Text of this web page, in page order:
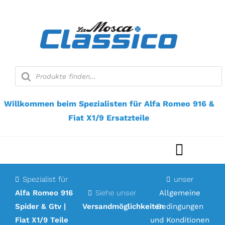
Suche
nach
Produkten
Willkommen beim Spezialisten für Alfa Romeo 916 &
Fiat X1/9 Ersatzteile
Webshop
Spezialist für
Alfa Romeo 916
Spider & Gtv |
Fiat X1/9 Teile
Siehe unser
Versandmöglichkeiten
unser
Allgemeine
Bedingungen
und Konditionen